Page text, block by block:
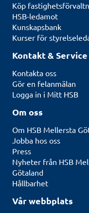
Köp
HSB-ledamot
Kunskapsbank
Kurser för
Kontakt & Service
Kontakta oss
Gör en felanmälan
Logga in i Mitt HSB
Om oss
Om HSB Mellersta
Jobba hos oss
Press
Nyheter från HSB
Götaland
Hållbarhet
Vår webbplats